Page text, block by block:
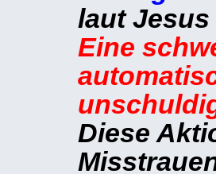
laut Jesus
Eine
Diese